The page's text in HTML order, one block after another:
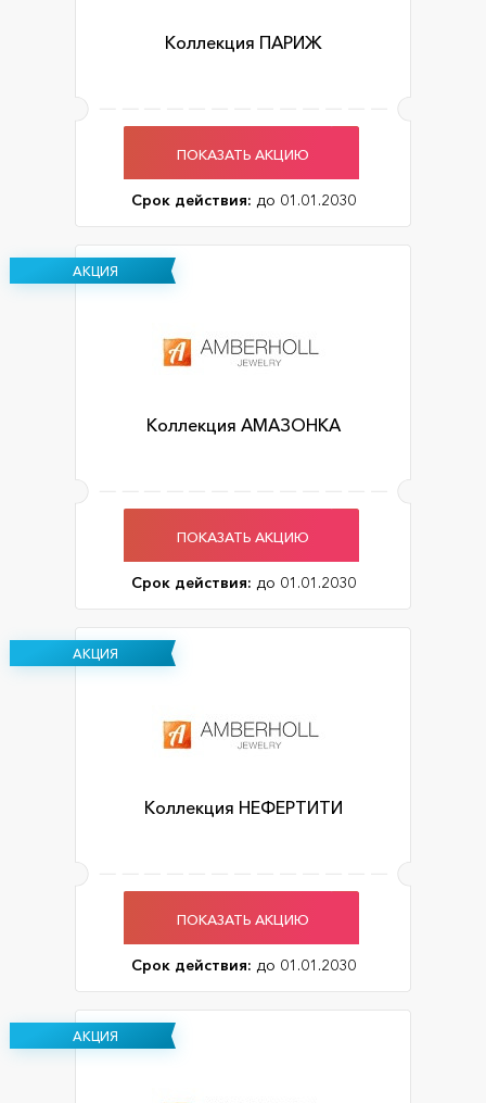
Коллекция ПАРИЖ
ПОКАЗАТЬ АКЦИЮ
Срок действия: до 01.01.2030
АКЦИЯ
Коллекция АМАЗОНКА
ПОКАЗАТЬ АКЦИЮ
Срок действия: до 01.01.2030
АКЦИЯ
Коллекция НЕФЕРТИТИ
ПОКАЗАТЬ АКЦИЮ
Срок действия: до 01.01.2030
АКЦИЯ